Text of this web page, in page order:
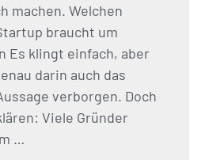
machen. Welchen
braucht um
Es klingt einfach, aber
darin auch das
verborgen. Doch
Viele Gründer
…